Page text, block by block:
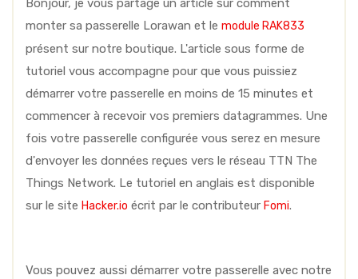
Bonjour, je vous partage un article sur comment
monter sa passerelle Lorawan et le module RAK833
présent sur notre boutique. L'article sous forme de
tutoriel vous accompagne pour que vous puissiez
démarrer votre passerelle en moins de 15 minutes et
commencer à recevoir vos premiers datagrammes. Une
fois votre passerelle configurée vous serez en mesure
d'envoyer les données reçues vers le réseau TTN The
Things Network. Le tutoriel en anglais est disponible
sur le site Hacker.io écrit par le contributeur Fomi.
Vous pouvez aussi démarrer votre passerelle avec notre